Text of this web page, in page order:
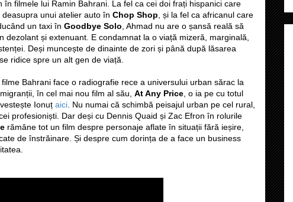
în filmele lui Ramin Bahrani. La fel ca cei doi frați hispanici care
unui atelier auto în Chop Shop , și la fel ca africanul care
un taxi în Goodbye Solo , Ahmad nu are o șansă reală să
dezolant și extenuant. E condamnat la o viață mizeră, marginală,
Deși muncește de dinainte de zori și până după lăsarea
ridice spre un alt gen de viață.
Bahrani face o radiografie rece a universului urban sărac la
în cel mai nou film al său, At Any Price , o ia pe cu totul
Ionuț aici . Nu numai că schimbă peisajul urban pe cel rural,
profesioniști. Dar deși cu Dennis Quaid și Zac Efron în rolurile
rămâne tot un film despre personaje aflate în situații fără ieșire,
de înstrăinare. Și despre cum dorința de a face un business